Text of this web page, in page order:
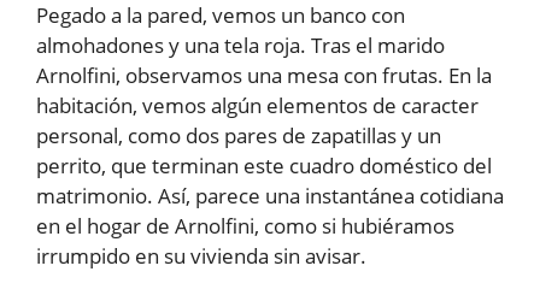
Pegado a la pared, vemos un banco con
almohadones y una tela roja. Tras el marido
Arnolfini, observamos una mesa con frutas. En la
habitación, vemos algún elementos de caracter
personal, como dos pares de zapatillas y un
perrito, que terminan este cuadro doméstico del
matrimonio. Así, parece una instantánea cotidiana
en el hogar de Arnolfini, como si hubiéramos
irrumpido en su vivienda sin avisar.